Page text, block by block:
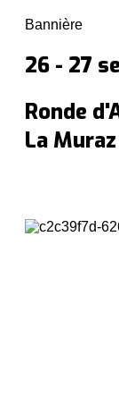
Bannière
26 - 27
Ronde
La Muraz